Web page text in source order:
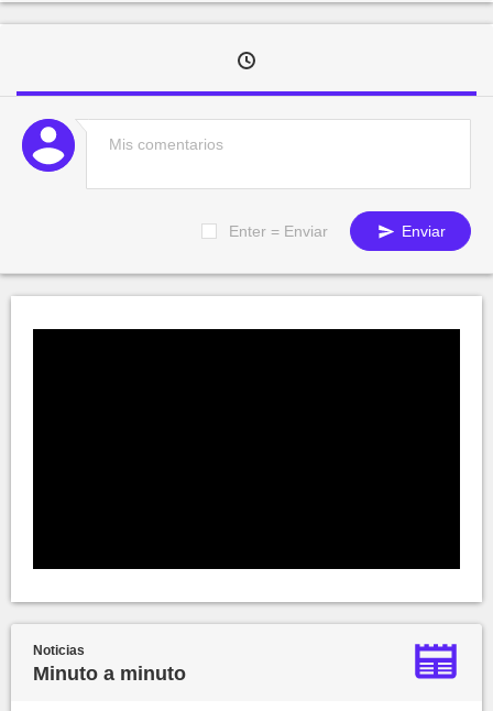
Enter = Enviar Enviar
Noticias
Minuto a minuto